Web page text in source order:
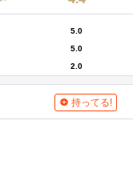
5.0
5.0
2.0
持ってる!